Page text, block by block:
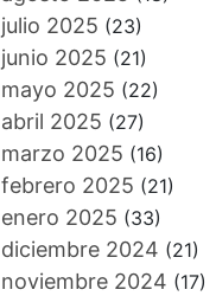
julio 2025 (23)
junio 2025 (21)
mayo 2025 (22)
abril 2025 (27)
marzo 2025 (16)
febrero 2025 (21)
enero 2025 (33)
diciembre 2024 (21)
noviembre 2024 (17)